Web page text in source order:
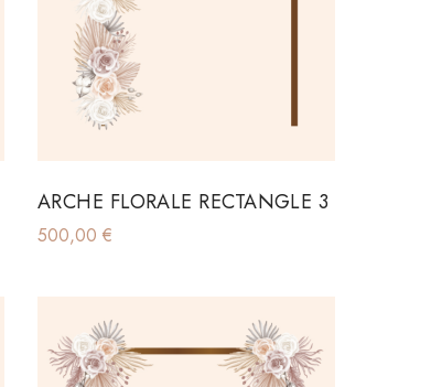
ARCHE FLORALE RECTANGLE 3
500,00 €